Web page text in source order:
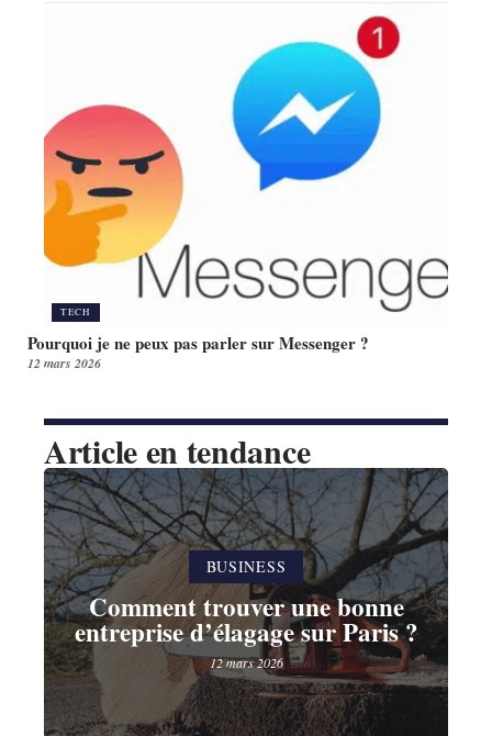
TECH
Pourquoi je ne peux pas parler sur Messenger ?
12 mars 2026
Article en tendance
BUSINESS
Comment trouver une bonne
entreprise d’élagage sur Paris ?
12 mars 2026